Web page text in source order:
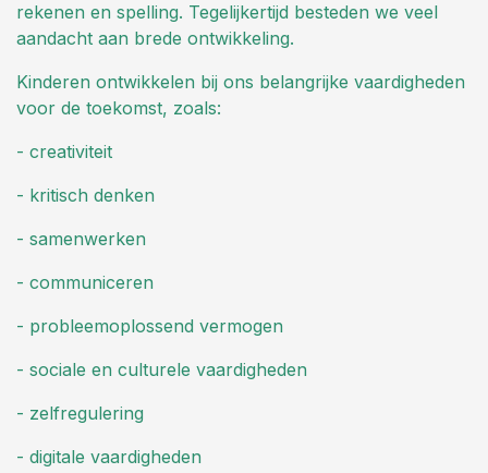
rekenen en spelling. Tegelijkertijd besteden we veel
aandacht aan brede ontwikkeling.
Kinderen ontwikkelen bij ons belangrijke vaardigheden
voor de toekomst, zoals:
- creativiteit
- kritisch denken
- samenwerken
- communiceren
- probleemoplossend vermogen
- sociale en culturele vaardigheden
- zelfregulering
- digitale vaardigheden